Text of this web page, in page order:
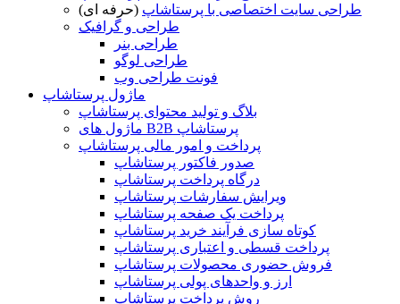
طراحی سایت اختصاصی با پرستاشاپ (حرفه ای)
طراحی و گرافیک
طراحی بنر
طراحی لوگو
فونت طراحی وب
ماژول پرستاشاپ
بلاگ و تولید محتوای پرستاشاپ
ماژول های B2B پرستاشاپ
پرداخت و امور مالی پرستاشاپ
صدور فاکتور پرستاشاپ
درگاه پرداخت پرستاشاپ
ویرایش سفارشات پرستاشاپ
پرداخت یک صفحه پرستاشاپ
کوتاه سازی فرآیند خرید پرستاشاپ
پرداخت قسطی و اعتباری پرستاشاپ
فروش حضوری محصولات پرستاشاپ
ارز و واحدهای پولی پرستاشاپ
روش پرداخت پرستاشاپ